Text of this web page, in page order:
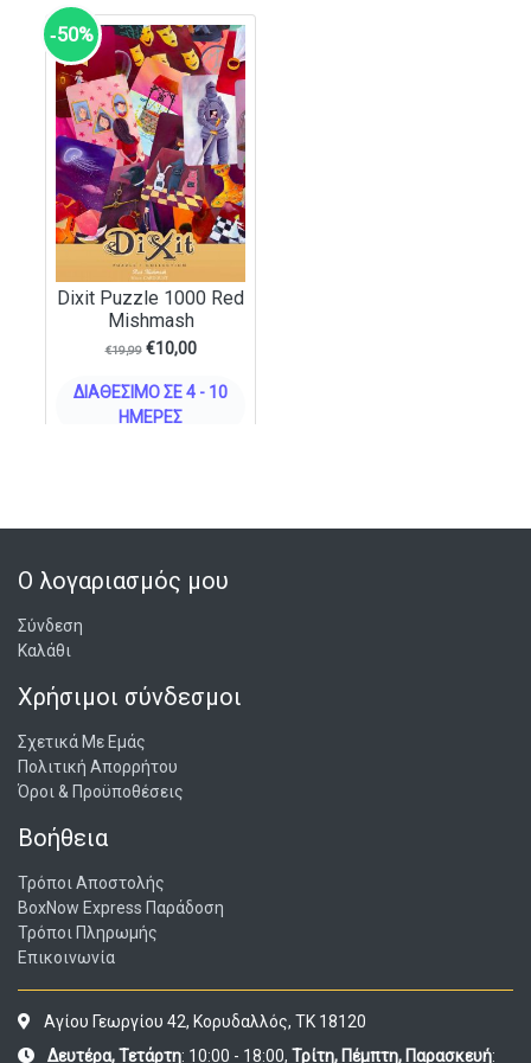
‑50%
Dixit Puzzle 1000 Red
Mishmash
€19,99 €10,00
ΔΙΑΘΈΣΙΜΟ ΣΕ 4 - 10
ΗΜΈΡΕΣ
Ο λογαριασμός μου
Σύνδεση
Καλάθι
Χρήσιμοι σύνδεσμοι
Σχετικά Με Εμάς
Πολιτική Απορρήτου
Όροι & Προϋποθέσεις
Βοήθεια
Τρόποι Αποστολής
BoxNow Express Παράδοση
Τρόποι Πληρωμής
Επικοινωνία
Αγίου Γεωργίου 42, Κορυδαλλός, ΤΚ 18120
Δευτέρα, Τετάρτη: 10:00 - 18:00, Τρίτη, Πέμπτη, Παρασκευή: